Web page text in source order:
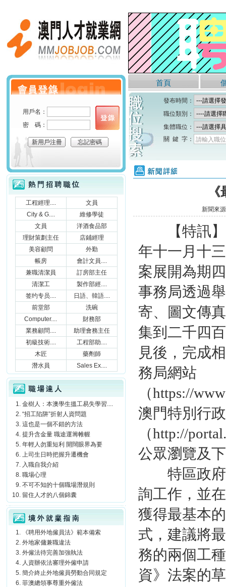
首頁
發布時間：
職位類別：
集體職位：
關 鍵 字：
請輸入職
新聞詳細
新聞來
【特訊】
年十一月十
案展開為期
事務局透過
寄、圖文傳
集到二千四
見後，完成
務局網站
（https://
澳門特別行
（http://
公眾瀏覽及
特區政府
詢工作，並
獲得最基本
式，建議將
務的兩個工
資》法案的
個人會員登錄
用戶名：
密 碼：
新用戶注冊 忘記密碼
熱門招聘職位
工程經理....
文員
City & G....
維修學徒
文員
洋酒食品部
理財策劃主任
店鋪經理
美容顧問
外勤
帳房
會計文員....
兼職清潔員
訂房部主任
清潔工
製作部經....
签约专员....
日語、韓語....
前堂部
洗碗
Computer....
財務部
業務顧問....
助理會務主任
初級技術....
工程部助....
木匠
藥劑師
潛水員
Sales Ex....
職場達人
金樹人：本澳學生搵工易失學習....
“招工陷阱”折射人資問題
這也是一個不錯的方法
提升含金量 職途運籌帷幄
年輕人勿重短利 開闊眼界為要
上司生日時把握升遷機會
入職自我介紹
職場心理
不可不知的十個職場潛規則
留住人才的八個錦囊
境外就業指南
《聘用外地僱員法》範本備索
外地家傭兼職違法
外僱法待完善加強執法
人資辦依法審理外僱申請
簡介終止外地僱員勞動合同規定
菲澳總領事尊重外僱法